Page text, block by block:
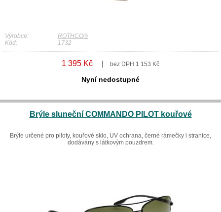
Výrobce:
ROTHCO®
Kód:
1732
1 395 Kč bez DPH 1 153 Kč
Nyní nedostupné
Brýle sluneční COMMANDO PILOT kouřové
Brýle určené pro piloty, kouřové sklo, UV ochrana, černé rámečky i stranice,
dodávány s látkovým pouzdrem.